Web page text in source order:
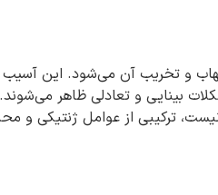
و تخریب آن می‌شود. این آسیب
بینایی و تعادلی ظاهر
ترکیبی از عوامل ژنتیکی